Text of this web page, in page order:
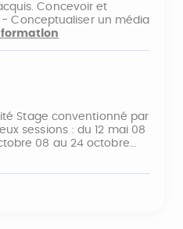
Concevoir et
- Conceptualiser un média
formation
Stage conventionné par
sessions : du 12 mai 08
08 au 24 octobre…